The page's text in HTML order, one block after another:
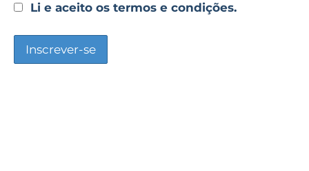
Li e aceito os termos e condições.